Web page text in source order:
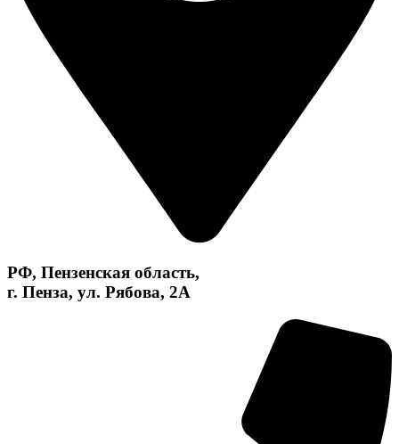
РФ, Пензенская область,
г. Пенза, ул. Рябова, 2А